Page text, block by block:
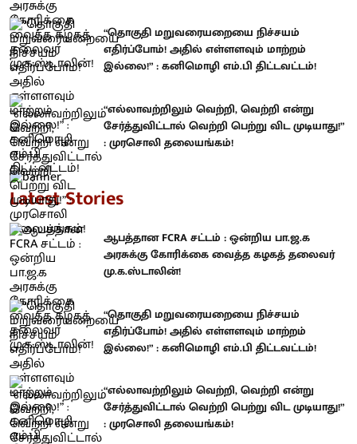
“தொகுதி மறுவரையறையை நிச்சயம்
எதிர்ப்போம்! அதில் எள்ளளவும் மாற்றம்
இல்லை!” : கனிமொழி எம்.பி திட்டவட்டம்!
“எல்லாவற்றிலும் வெற்றி, வெற்றி என்று
சேர்த்துவிட்டால் வெற்றி பெற்று விட முடியாது!”
: முரசொலி தலையங்கம்!
Latest Stories
ஆபத்தான FCRA சட்டம் : ஒன்றிய பா.ஜ.க
அரசுக்கு கோரிக்கை வைத்த கழகத் தலைவர்
மு.க.ஸ்டாலின்!
“தொகுதி மறுவரையறையை நிச்சயம்
எதிர்ப்போம்! அதில் எள்ளளவும் மாற்றம்
இல்லை!” : கனிமொழி எம்.பி திட்டவட்டம்!
“எல்லாவற்றிலும் வெற்றி, வெற்றி என்று
சேர்த்துவிட்டால் வெற்றி பெற்று விட முடியாது!”
: முரசொலி தலையங்கம்!